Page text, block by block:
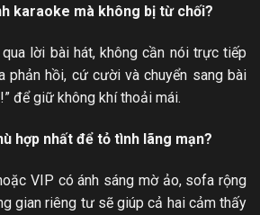
karaoke mà không bị từ chối?
lời bài hát, không cần nói trực tiếp
phản hồi, cứ cười và chuyển sang bài
để giữ không khí thoải mái.
hợp nhất để tỏ tình lãng mạn?
VIP có ánh sáng mờ ảo, sofa rộng
gian riêng tư sẽ giúp cả hai cảm thấy